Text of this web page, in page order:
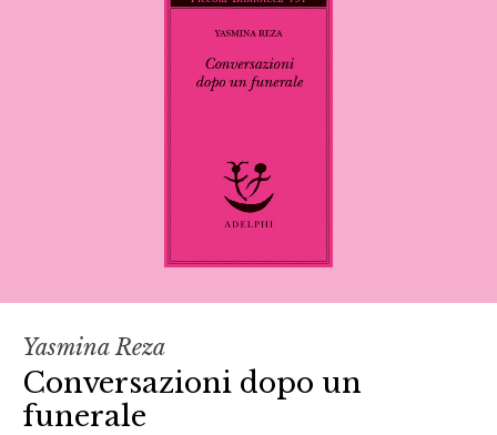
Yasmina Reza
Conversazioni dopo un
funerale